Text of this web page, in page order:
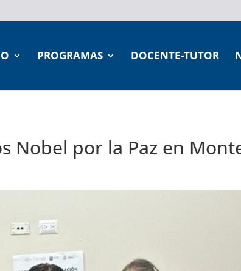
PROGRAMAS DOCENTE-TUTOR
Nobel por la Paz en